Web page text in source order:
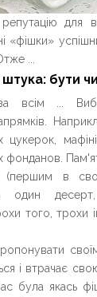
для
«фішки»
...
бути
всім ...
цукерок,
фонданов.
в
один
того, трохи
і втрачає
була якась